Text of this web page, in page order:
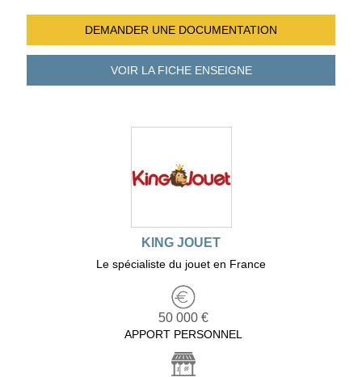
DEMANDER UNE DOCUMENTATION
VOIR LA FICHEENSEIGNE
KING JOUET
Le spécialiste du jouet en France
50 000 €
APPORT PERSONNEL